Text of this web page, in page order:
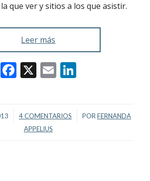
que ver y sitios a los que asistir.
Leer más
Facebook
X EmailLinkedIn
4 COMENTARIOS
/ POR FERNANDA
APPELIUS